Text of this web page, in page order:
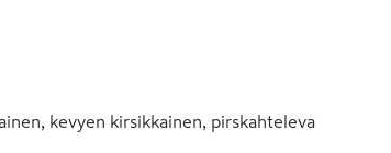
kevyen kirsikkainen, pirskahteleva